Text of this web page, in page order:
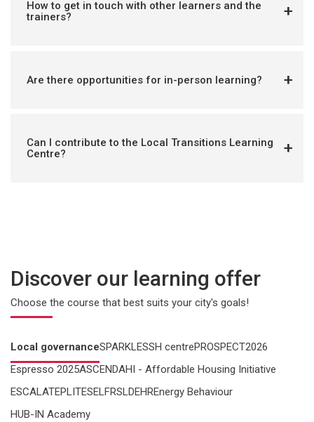
How to get in touch with other learners and the
trainers?
Are there opportunities for in-person learning?
Can I contribute to the Local Transitions Learning
Centre?
Discover our learning offer
Choose the course that best suits your city's goals!
Local governanceSPARKLESSH centrePROSPECT2026
Espresso 2025ASCENDAHI - Affordable Housing Initiative
ESCALATEPL ITESELFRSLDEHREnergy Behaviour
HUB-IN Academy